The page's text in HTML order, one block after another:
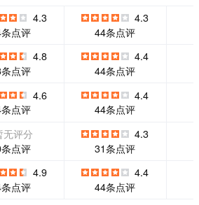
为它们的两
更多。 Ne
专为可
、数据恢复
，确保线上
的高可用
EPNOVA开发者社
区聚焦数据架构领
域，与开发者共同
探讨核心基础设施
平台能力的技术发
展趋势。 基于对行
业的深刻洞察与丰
富的数字化转型经
验，滴普科技打造
了以数据为核心的
业务价值创新服务
DIC（Data Intellig
ence Cloud），深
耕先进制造、生物
医药、商品流通、
4.3
点评
4.3
44条点评
4.8
点评
4.4
44条点评
4.6
点评
4.4
44条点评
无评分
点评
4.3
31条点评
4.9
点评
4.4
44条点评